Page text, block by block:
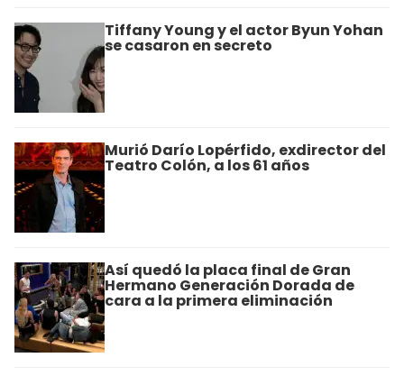
Tiffany Young y el actor Byun Yohan
se casaron en secreto
Murió Darío Lopérfido, exdirector del
Teatro Colón, a los 61 años
Así quedó la placa final de Gran
Hermano Generación Dorada de
cara a la primera eliminación